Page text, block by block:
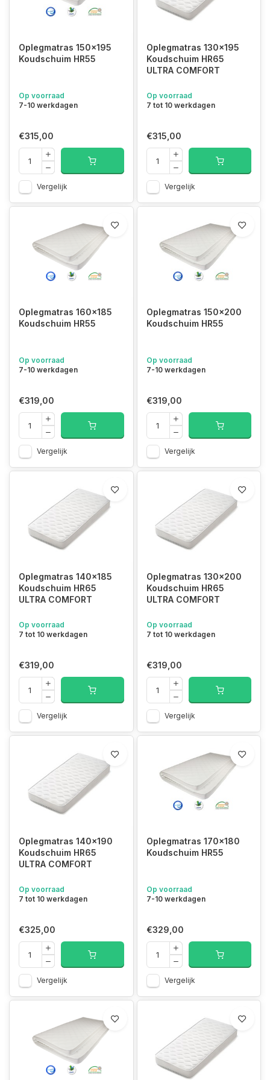
Oplegmatras 150x195
Koudschuim HR55
Op voorraad
7-10 werkdagen
€315,00
Vergelijk
Oplegmatras 130x195
Koudschuim HR65
ULTRA COMFORT
Op voorraad
7 tot 10 werkdagen
€315,00
Vergelijk
Oplegmatras 160x185
Koudschuim HR55
Op voorraad
7-10 werkdagen
€319,00
Vergelijk
Oplegmatras 150x200
Koudschuim HR55
Op voorraad
7-10 werkdagen
€319,00
Vergelijk
Oplegmatras 140x185
Koudschuim HR65
ULTRA COMFORT
Op voorraad
7 tot 10 werkdagen
€319,00
Vergelijk
Oplegmatras 130x200
Koudschuim HR65
ULTRA COMFORT
Op voorraad
7 tot 10 werkdagen
€319,00
Vergelijk
Oplegmatras 140x190
Koudschuim HR65
ULTRA COMFORT
Op voorraad
7 tot 10 werkdagen
€325,00
Vergelijk
Oplegmatras 170x180
Koudschuim HR55
Op voorraad
7-10 werkdagen
€329,00
Vergelijk